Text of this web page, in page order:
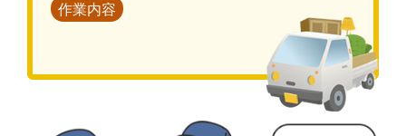
作業内容